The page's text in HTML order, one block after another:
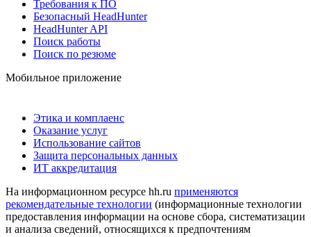
Требования к ПО
Безопасный HeadHunter
HeadHunter API
Поиск работы
Поиск по резюме
Мобильное приложение
Этика и комплаенс
Оказание услуг
Использование сайтов
Защита персональных данных
ИТ аккредитация
На информационном ресурсе hh.ru применяются
рекомендательные технологии (информационные технологии
предоставления информации на основе сбора, систематизации
и анализа сведений, относящихся к предпочтениям